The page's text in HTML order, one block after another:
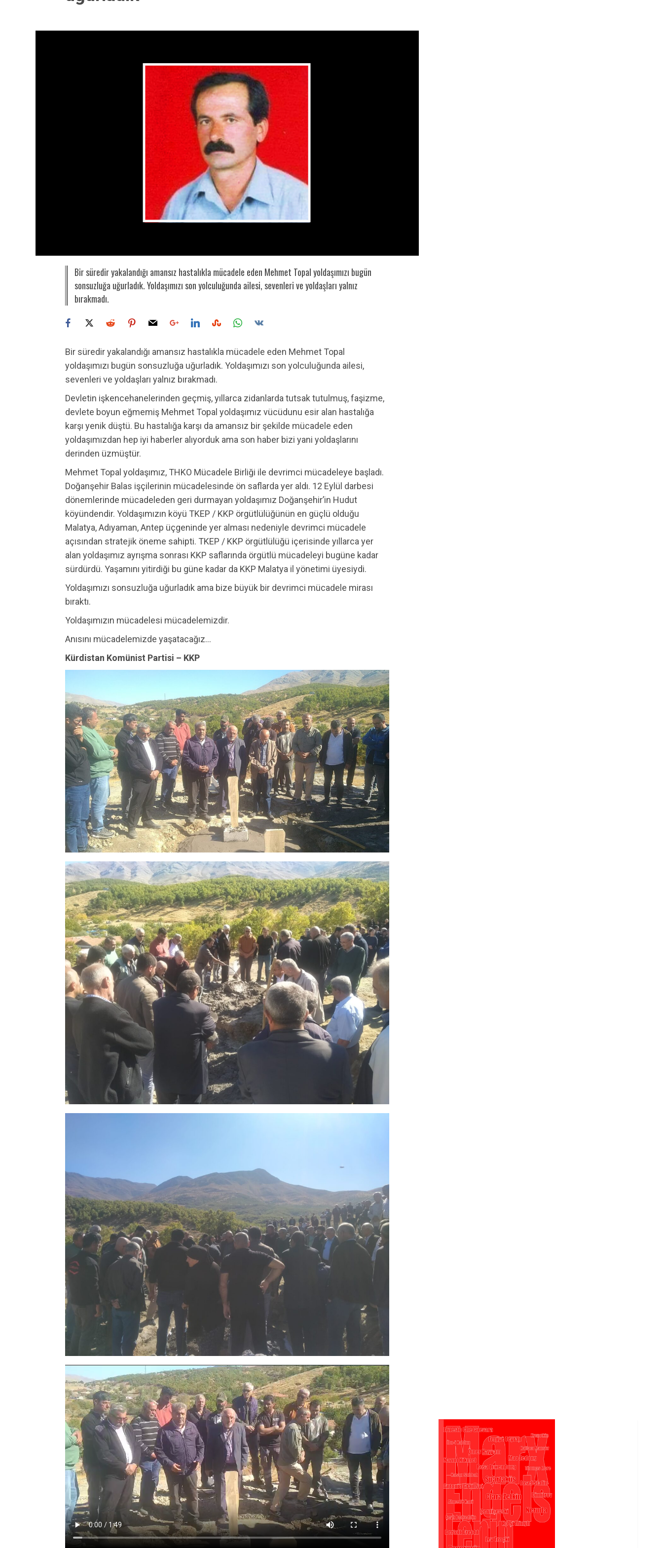
Bir süredir yakalandığı amansız hastalıkla mücadele eden Mehmet Topal yoldaşımızı bugün
sonsuzluğa uğurladık. Yoldaşımızı son yolculuğunda ailesi, sevenleri ve yoldaşları yalnız
bırakmadı.
Bir süredir yakalandığı amansız hastalıkla mücadele eden Mehmet Topal
yoldaşımızı bugün sonsuzluğa uğurladık. Yoldaşımızı son yolculuğunda ailesi,
sevenleri ve yoldaşları yalnız bırakmadı.
Devletin işkencehanelerinden geçmiş, yıllarca zidanlarda tutsak tutulmuş, faşizme,
devlete boyun eğmemiş Mehmet Topal yoldaşımız vücüdunu esir alan hastalığa
karşı yenik düştü. Bu hastalığa karşı da amansız bir şekilde mücadele eden
yoldaşımızdan hep iyi haberler alıyorduk ama son haber bizi yani yoldaşlarını
derinden üzmüştür.
Mehmet Topal yoldaşımız, THKO Mücadele Birliği ile devrimci mücadeleye başladı.
Doğanşehir Balas işçilerinin mücadelesinde ön saflarda yer aldı. 12 Eylül darbesi
dönemlerinde mücadeleden geri durmayan yoldaşımız Doğanşehir’in Hudut
köyündendir. Yoldaşımızın köyü TKEP / KKP örgütlülüğünün en güçlü olduğu
Malatya, Adıyaman, Antep üçgeninde yer alması nedeniyle devrimci mücadele
açısından stratejik öneme sahipti. TKEP / KKP örgütlülüğü içerisinde yıllarca yer
alan yoldaşımız ayrışma sonrası KKP saflarında örgütlü mücadeleyi bugüne kadar
sürdürdü. Yaşamını yitirdiği bu güne kadar da KKP Malatya il yönetimi üyesiydi.
Yoldaşımızı sonsuzluğa uğurladık ama bize büyük bir devrimci mücadele mirası
bıraktı.
Yoldaşımızın mücadelesi mücadelemizdir.
Anısını mücadelemizde yaşatacağız…
Kürdistan Komünist Partisi – KKP